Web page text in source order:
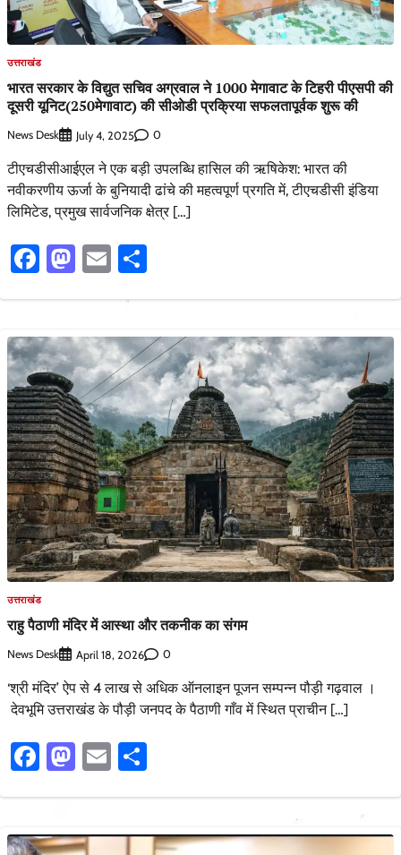
उत्तराखंड
भारत सरकार के विद्युत सचिव अग्रवाल ने 1000 मेगावाट के टिहरी पीएसपी की
दूसरी यूनिट(250मेगावाट) की सीओडी प्रक्रिया सफलतापूर्वक शुरू की
News Desk July 4, 2025 0
टीएचडीसीआईएल ने एक बड़ी उपलब्धि हासिल की ऋषिकेश: भारत की
नवीकरणीय ऊर्जा के बुनियादी ढांचे की महत्वपूर्ण प्रगति में, टीएचडीसी इंडिया
लिमिटेड, प्रमुख सार्वजनिक क्षेत्र […]
Facebook
Mastodon
Email
उत्तराखंड
राहु पैठाणी मंदिर में आस्था और तकनीक का संगम
News Desk April 18, 2026 0
‘श्री मंदिर’ ऐप से 4 लाख से अधिक ऑनलाइन पूजन सम्पन्न पौड़ी गढ़वाल ।
देवभूमि उत्तराखंड के पौड़ी जनपद के पैठाणी गाँव में स्थित प्राचीन […]
Facebook
Mastodon
Email